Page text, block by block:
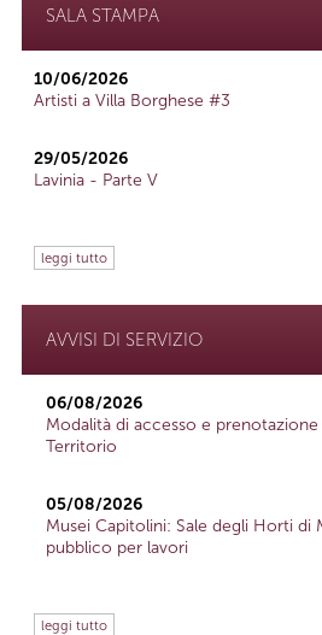
SALA STAMPA
10/06/2026
Artisti a Villa Borghese #3
29/05/2026
Lavinia - Parte V
leggi tutto
AVVISI DI SERVIZIO
06/08/2026
Modalità di accesso e
Territorio
05/08/2026
Musei Capitolini: Sale degli Horti di
pubblico per lavori
leggi tutto